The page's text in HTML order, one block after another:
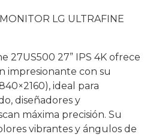
LG ULTRAFINE
27US500 27” IPS 4K ofrece
impresionante con su
ideal para
diseñadores y
máxima precisión. Su
vibrantes y ángulos de